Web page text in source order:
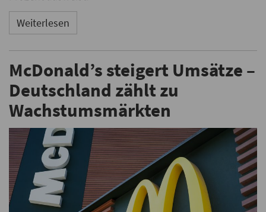
Weiterlesen
McDonald’s steigert Umsätze –
Deutschland zählt zu
Wachstumsmärkten